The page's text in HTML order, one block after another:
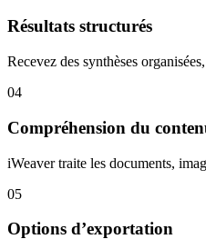
Résultats structurés
Recevez des synthèses
04
Compréhension du
iWeaver traite les documents,
05
Options d’exportation